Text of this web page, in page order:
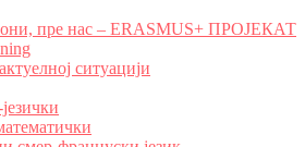
пре нас – ERASMUS+ ПРОЈЕКАТ
ситуацији